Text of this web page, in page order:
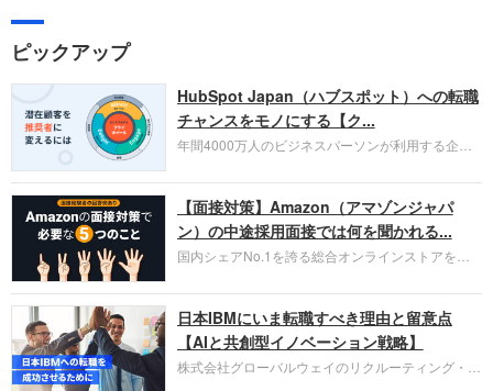
ピックアップ
HubSpot Japan（ハブスポット）への転職
チャンスをモノにする【ク...
年間4000万人のビジネスパーソンが利用する企業
お勧めするイチオシ企業をご紹介します。今回はク
ラウド型CRMプラットフォームを提供する
HubSpot Japan（ハブスポット・ジャパン）株式会
社です。採用面接対策の企業研究にご活用くださ
い。
【面接対策】Amazon（アマゾンジャパ
ン）の中途採用面接では何を聞かれる...
国内シェアNo.1を誇る総合オンラインストアを運
圧倒的な存在感を持つAmazon。中途採用面接では
過去の具体的な業務成果やリーダーシップの発揮、
失敗からの学びが重視され、人間性やカルチャーフ
ィットも評価対象となり、長期的に成長できる仲間
であるかを多角的に審査されます。
日本IBMにいま転職すべき理由と留意点
【AIと共創型イノベーション戦略】
株式会社グローバルウェイのリクルーティング・パ